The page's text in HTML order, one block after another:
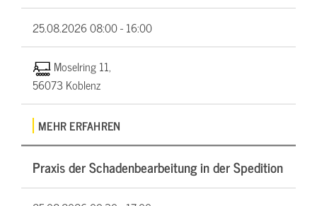
25.08.202608:00 - 16:00
Moselring 11,
56073 Koblenz
MEHR ERFAHREN
Praxis der Schadenbearbeitung in der Spedition